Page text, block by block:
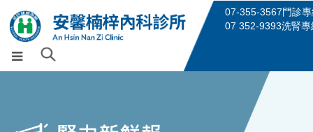
07-355-3567門診
07 352-9393洗腎專